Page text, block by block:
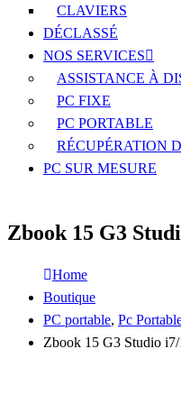
CLAVIERS
DÉCLASSÉ
NOS SERVICES
ASSISTANCE À
PC FIXE
PC PORTABLE
RÉCUPÉRATION
PC SUR MESURE
Zbook 15 G3
Home
Boutique
PC portable, Pc
Zbook 15 G3 Studio